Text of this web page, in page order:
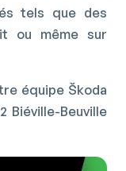
tels que des
ou même sur
équipe Škoda
Biéville-Beuville